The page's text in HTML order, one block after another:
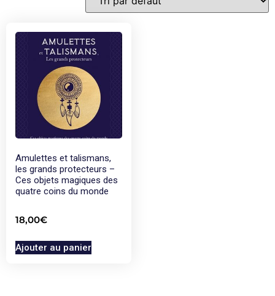
Amulettes et talismans,
les grands protecteurs –
Ces objets magiques des
quatre coins du monde
18,00€
Ajouter au panier